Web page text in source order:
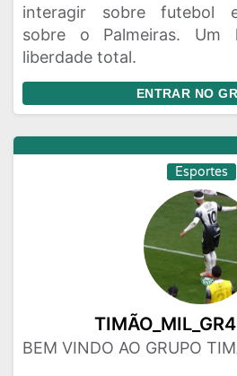
interagir sobre futebol
sobre o Palmeiras.
liberdade total.
ENTRAR NO
Esportes
BEM VINDO AO GRUPO